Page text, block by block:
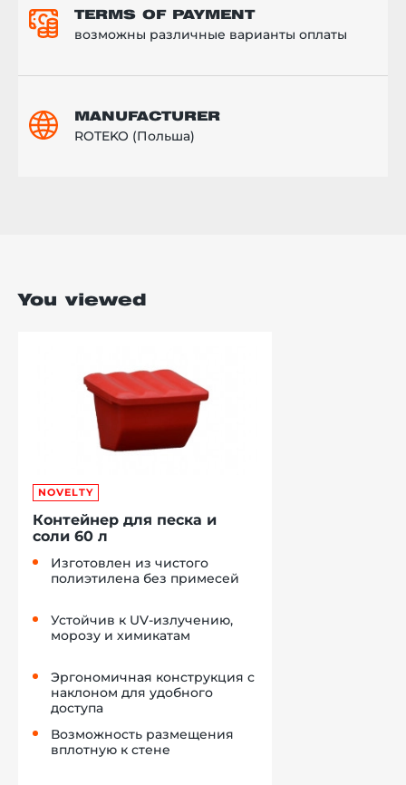
TERMS OF PAYMENT
возможны различные варианты оплаты
MANUFACTURER
ROTEKO (Польша)
You viewed
NOVELTY
Контейнер для песка и
соли 60 л
Изготовлен из чистого
полиэтилена без примесей
Устойчив к UV-излучению,
морозу и химикатам
Эргономичная конструкция с
наклоном для удобного
доступа
Возможность размещения
вплотную к стене